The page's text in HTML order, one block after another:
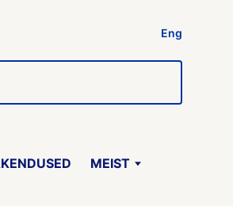
Eng
MEIST